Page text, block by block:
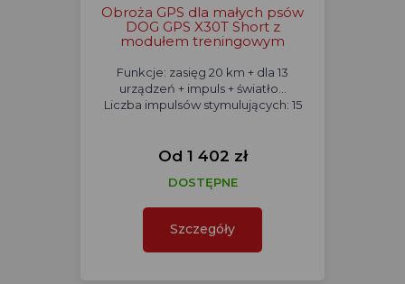
Obroża GPS dla małych psów
DOG GPS X30T Short z
modułem treningowym
Funkcje: zasięg 20 km + dla 13
urządzeń + impuls + światło...
Liczba impulsów stymulujących: 15
Od 1 402 zł
DOSTĘPNE
Szczegóły